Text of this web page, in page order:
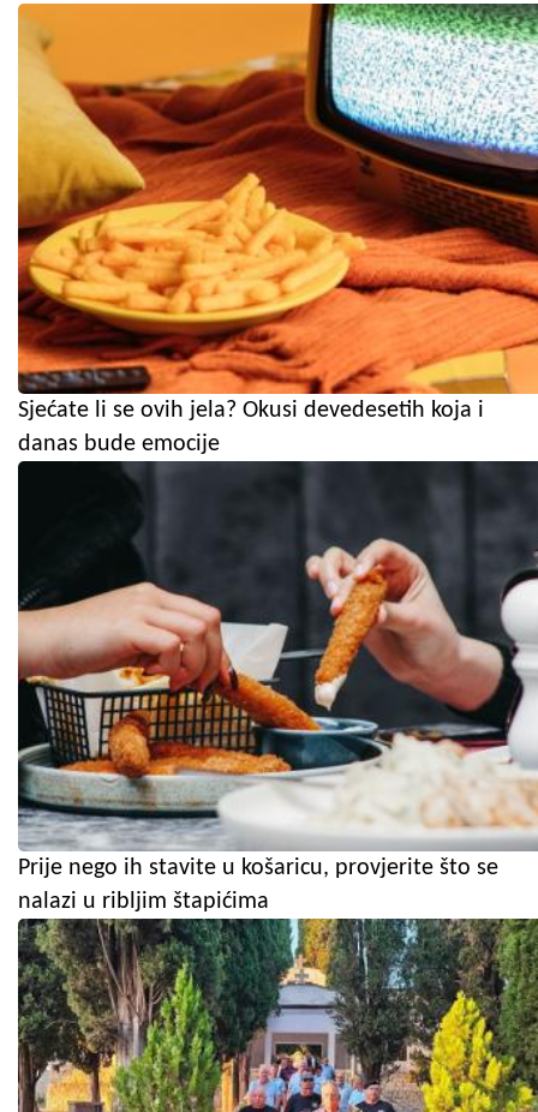
Sjećate li se ovih jela? Okusi devedesetih koja i
danas bude emocije
Prije nego ih stavite u košaricu, provjerite što se
nalazi u ribljim štapićima